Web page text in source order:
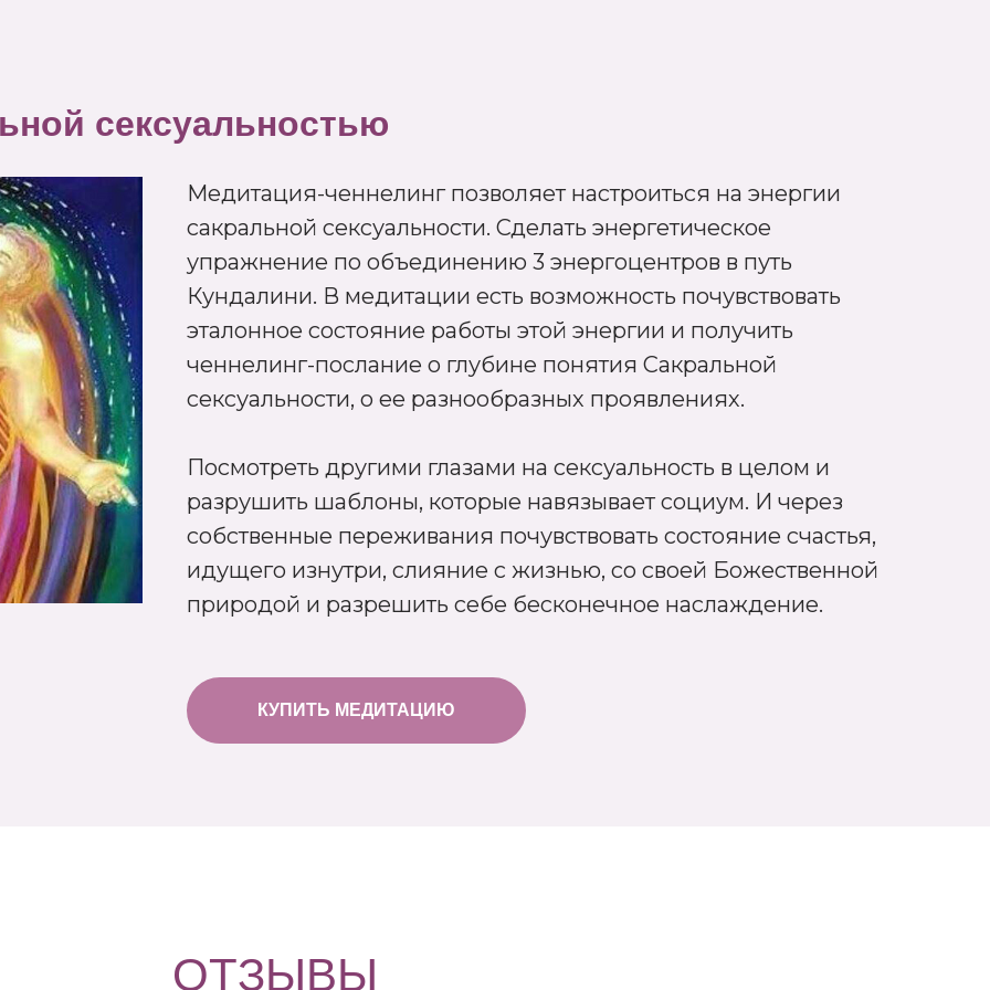
сексуальностью
Медитация-ченнелинг позволяет настроиться на энергии
сакральной сексуальности. Сделать энергетическое
упражнение по объединению 3 энергоцентров в путь
Кундалини. В медитации есть возможность почувствовать
эталонное состояние работы этой энергии и получить
ченнелинг-послание о глубине понятия Сакральной
сексуальности, о ее разнообразных проявлениях.
Посмотреть другими глазами на сексуальность в целом и
разрушить шаблоны, которые навязывает социум. И через
собственные переживания почувствовать состояние счастья,
идущего изнутри, слияние с жизнью, со своей Божественной
природой и разрешить себе бесконечное наслаждение.
КУПИТЬ МЕДИТАЦИЮ
ОТЗЫВЫ